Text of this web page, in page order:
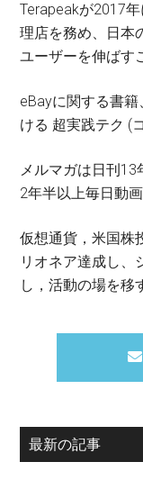
Terapeakが2017
理店を務め、日本
ユーザーを伸ばす
eBayに関する書
ける 超実践テク (
メルマガは日刊13
2年半以上毎日動
仮想通貨，米国株
リオネア達成し、
し，活動の場を移
最新の記事